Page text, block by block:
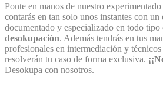
Ponte en manos de nuestro
contarás en tan solo unos instantes con
documentado y especializado en todo tipo
desokupación. Además tendrás en tus
profesionales en intermediación y
resolverán tu caso de forma exclusiva.
Desokupa con nosotros.